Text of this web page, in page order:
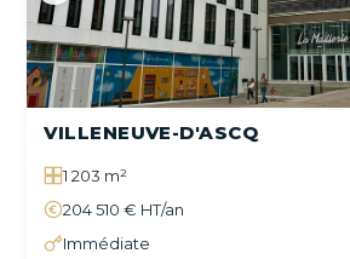
VILLENEUVE-D'ASCQ
1 203 m²
204 510 € HT/an
Immédiate